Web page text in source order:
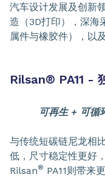
汽车设计发展及创新
造（3D打印），深海
属件与橡胶件），以
Rilsan® PA11 -
可再生 + 可循
与传统短碳链尼龙相
低，尺寸稳定性更好
Rilsan® PA11则带来